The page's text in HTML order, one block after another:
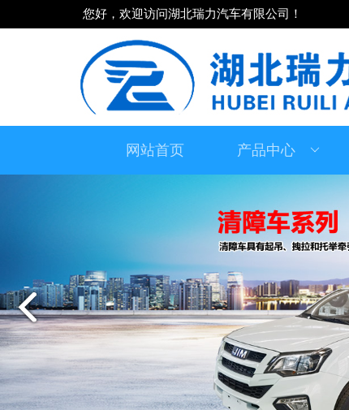
您好，欢迎访问湖北瑞力汽车有限公司！
网站首页 产品中心